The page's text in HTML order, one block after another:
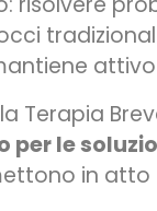
Terapia
per le
in